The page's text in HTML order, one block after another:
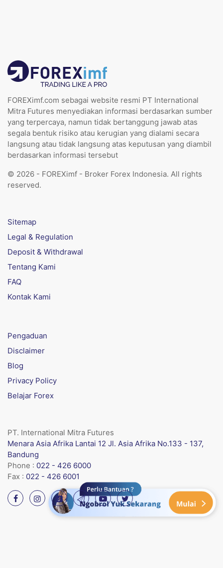
FOREXimf.com sebagai website resmi PT International
Mitra Futures menyediakan informasi berdasarkan sumber
yang terpercaya, namun tidak bertanggung jawab atas
segala bentuk risiko atau kerugian yang dialami secara
langsung atau tidak langsung atas keputusan yang diambil
berdasarkan informasi tersebut
© 2026 - FOREXimf - Broker Forex Indonesia. All rights
reserved.
Sitemap
Legal & Regulation
Deposit & Withdrawal
Tentang Kami
FAQ
Kontak Kami
Pengaduan
Disclaimer
Blog
Privacy Policy
Belajar Forex
PT. International Mitra Futures
Menara Asia Afrika Lantai 12 Jl. Asia Afrika No.133 - 137,
Bandung
Phone : 022 - 426 6000
Fax : 022 - 426 6001